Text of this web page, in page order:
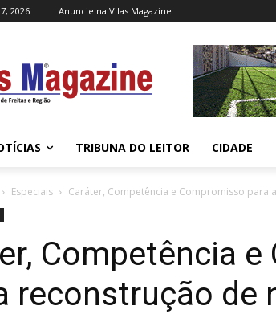
2026 Anuncie na Vilas Magazine
TRIBUNA DO LEITOR CIDADE
Especiais Caráter, Competência e Compromisso para
Competência
reconstrução de